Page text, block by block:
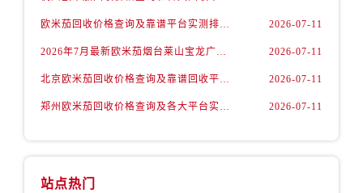
内蒙古自治区乌海市海勃湾区人民南路欧米茄售后服务中心（需提前预约）
欧米茄回收价格查询及靠谱平台实测排行(2026年7月最新) 2026-07-11
2026年7月最新欧米茄烟台莱山宝龙广场维修保养服务电话 2026-07-11
北京欧米茄回收价格查询及靠谱回收平台实测排行（2026年7月最新数据） 2026-07-11
郑州欧米茄回收价格查询及各大平台实测排行(2026年7月最新数据) 2026-07-11
站点热门